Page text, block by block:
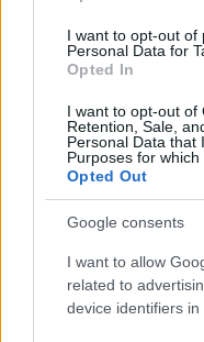
I want to opt-out of
Personal Data for
Opted In
I want to opt-out of
Retention, Sale,
Personal Data that
Purposes for which
Opted Out
Google consents
I want to allow
related to
device identifiers in
TI ΔΙΑΒΑΖΕΤΑΙ
Ο Ηλίας
δημιουργία
δυναμικά» (vid)
Έγκλημα στην